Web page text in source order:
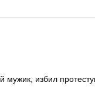
мужик, избил